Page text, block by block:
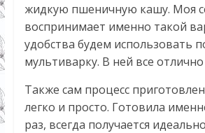
жидкую пшеничную кашу. Моя
воспринимает именно такой
удобства будем
мультиварку. В ней все отлично
Также сам процесс
легко и просто. Готовила
раз, всегда получается